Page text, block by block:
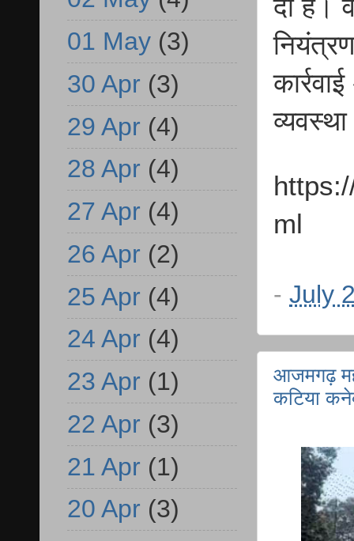
दी है।
ml
- July
आजमगढ़
कटिया
01 May (3)
30 Apr (3)
29 Apr (4)
28 Apr (4)
27 Apr (4)
26 Apr (2)
25 Apr (4)
24 Apr (4)
23 Apr (1)
22 Apr (3)
21 Apr (1)
20 Apr (3)